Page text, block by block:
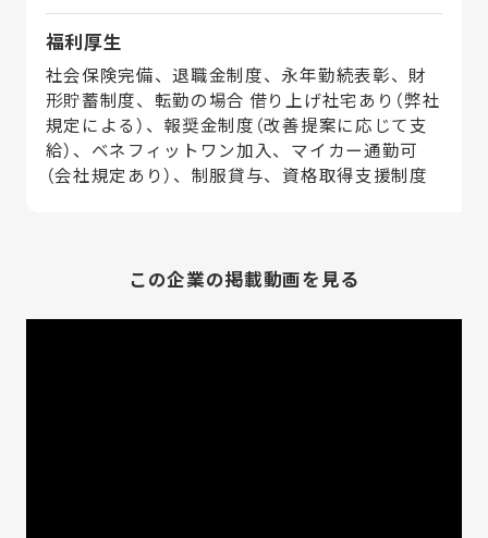
福利厚生
社会保険完備、退職金制度、永年勤続表彰、財
形貯蓄制度、転勤の場合 借り上げ社宅あり（弊社
規定による）、報奨金制度（改善提案に応じて支
給）、ベネフィットワン加入、マイカー通勤可
（会社規定あり）、制服貸与、資格取得支援制度
この企業の掲載動画を見る